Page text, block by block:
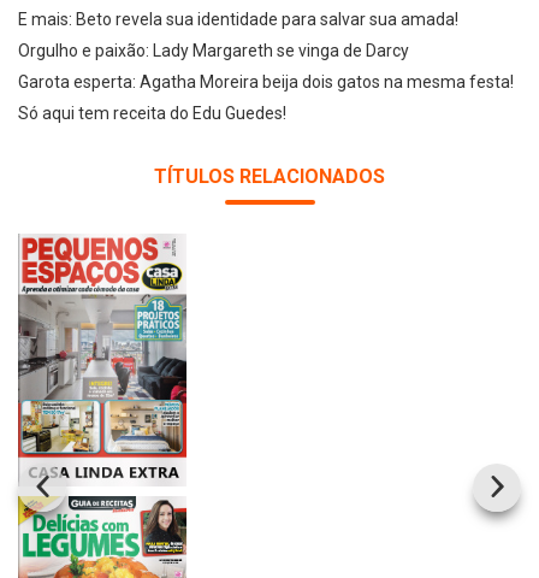
E mais: Beto revela sua identidade para salvar sua amada!
Orgulho e paixão: Lady Margareth se vinga de Darcy
Garota esperta: Agatha Moreira beija dois gatos na mesma festa!
Só aqui tem receita do Edu Guedes!
TÍTULOS RELACIONADOS
Whatsapp